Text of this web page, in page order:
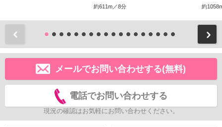
約611m／8分 約
メールでお問い合わせする(無料)
電話でお問い合わせする
現況の確認はお気軽にお問い合わせください。